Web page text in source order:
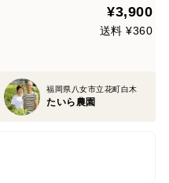
¥3,900
送料 ¥360
福岡県八女市立花町白木
たいら農園